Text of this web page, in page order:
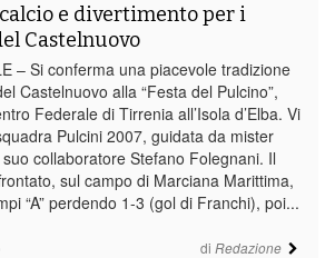
di Redazione
e divertimento per i
Castelnuovo
– Si conferma una piacevole tradizione
Castelnuovo alla “Festa del Pulcino”,
Federale di Tirrenia all’Isola d’Elba. Vi
Pulcini 2007, guidata da mister
collaboratore Stefano Folegnani. Il
sul campo di Marciana Marittima,
“A” perdendo 1-3 (gol di Franchi), poi...